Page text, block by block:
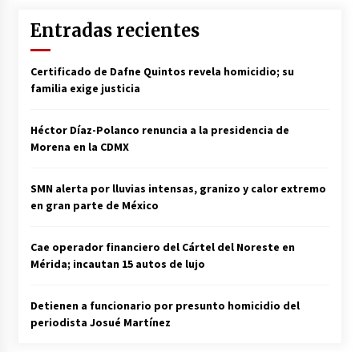
Entradas recientes
Certificado de Dafne Quintos revela homicidio; su
familia exige justicia
Héctor Díaz-Polanco renuncia a la presidencia de
Morena en la CDMX
SMN alerta por lluvias intensas, granizo y calor extremo
en gran parte de México
Cae operador financiero del Cártel del Noreste en
Mérida; incautan 15 autos de lujo
Detienen a funcionario por presunto homicidio del
periodista Josué Martínez